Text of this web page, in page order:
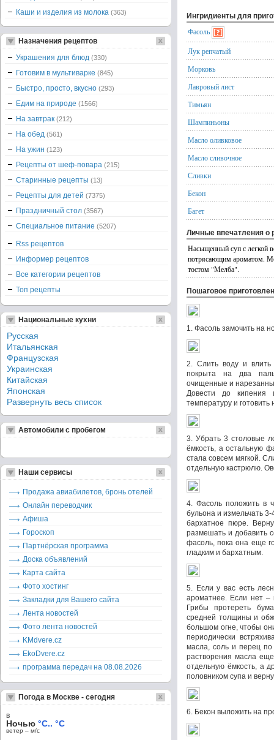
Ингридиенты для
Фасоль
Лук репчатый
Морковь
Лавровый лист
Тимьян
Шампиньоны
Масло оливковое
Масло сливочное
Сливки
Бекон
Багет
Личные впечатления о
Насыщенный суп с легкой
потрясающим ароматом.
тостом "Мелба".
Пошаговое
1. Фасоль замочить на
2. Слить воду и
покрыта на два
очищенные и
Довести до кипения
температуру и
3. Убрать 3 столовые
ёмкость, а остальную
стала совсем мягкой.
отдельную кастрюлю.
4. Фасоль положить в
бульона и измельчать
бархатное пюре.
размешать и добавить
фасоль, пока она еще
гладким и бархатным.
5. Если у вас есть
ароматнее. Если нет –
Грибы протереть
средней толщины и
большом огне, чтобы
периодически
масла, соль и перец по
растворения масла
отдельную ёмкость, а
половником супа и
6. Бекон выложить на
Каши и изделия из молока (363)
Назначения рецептов
Украшения для блюд (330)
Готовим в мультиварке (845)
Быстро, просто, вкусно (293)
Едим на природе (1566)
На завтрак (212)
На обед (561)
На ужин (123)
Рецепты от шеф-повара (215)
Старинные рецепты (13)
Рецепты для детей (7375)
Праздничный стол (3567)
Специальное питание (5207)
Rss рецептов
Информер рецептов
Все категории рецептов
Топ рецепты
Национальные кухни
Русская
Итальянская
Французская
Украинская
Китайская
Японская
Развернуть весь список
Автомобили с пробегом
Наши сервисы
Продажа авиабилетов, бронь отелей
Онлайн переводчик
Афиша
Гороскоп
Партнёрская программа
Доска объявлений
Карта сайта
Фото хостинг
Закладки для Вашего сайта
Лента новостей
Фото лента новостей
KMdvere.cz
EkoDvere.cz
программа передач на 08.08.2026
Погода в Москве - сегодня
в
Ночью °C.. °C
ветер – м/c